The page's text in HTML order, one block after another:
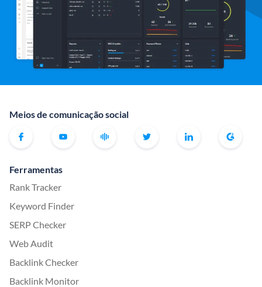
Meios de comunicação social
Ferramentas
Rank Tracker
Keyword Finder
SERP Checker
Web Audit
Backlink Checker
Backlink Monitor